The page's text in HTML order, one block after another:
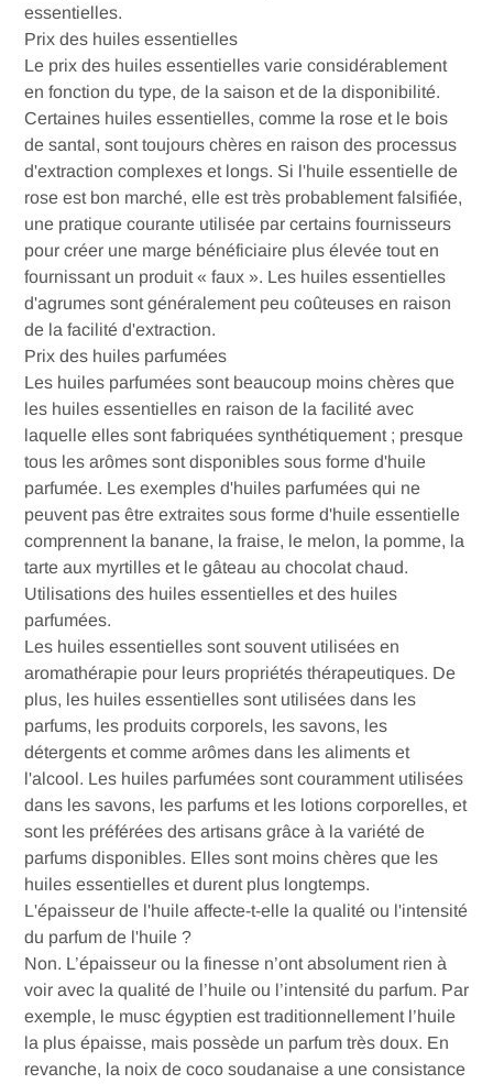
essentielles.
Prix ​​des huiles essentielles
Le prix des huiles essentielles varie considérablement
en fonction du type, de la saison et de la disponibilité.
Certaines huiles essentielles, comme la rose et le bois
de santal, sont toujours chères en raison des processus
d'extraction complexes et longs. Si l'huile essentielle de
rose est bon marché, elle est très probablement falsifiée,
une pratique courante utilisée par certains fournisseurs
pour créer une marge bénéficiaire plus élevée tout en
fournissant un produit « faux ». Les huiles essentielles
d'agrumes sont généralement peu coûteuses en raison
de la facilité d'extraction.
Prix ​​des huiles parfumées
Les huiles parfumées sont beaucoup moins chères que
les huiles essentielles en raison de la facilité avec
laquelle elles sont fabriquées synthétiquement ; presque
tous les arômes sont disponibles sous forme d'huile
parfumée. Les exemples d'huiles parfumées qui ne
peuvent pas être extraites sous forme d'huile essentielle
comprennent la banane, la fraise, le melon, la pomme, la
tarte aux myrtilles et le gâteau au chocolat chaud.
Utilisations des huiles essentielles et des huiles
parfumées.
Les huiles essentielles sont souvent utilisées en
aromathérapie pour leurs propriétés thérapeutiques. De
plus, les huiles essentielles sont utilisées dans les
parfums, les produits corporels, les savons, les
détergents et comme arômes dans les aliments et
l'alcool. Les huiles parfumées sont couramment utilisées
dans les savons, les parfums et les lotions corporelles, et
sont les préférées des artisans grâce à la variété de
parfums disponibles. Elles sont moins chères que les
huiles essentielles et durent plus longtemps.
L'épaisseur de l'huile affecte-t-elle la qualité ou l'intensité
du parfum de l'huile ?
Non. L’épaisseur ou la finesse n’ont absolument rien à
voir avec la qualité de l’huile ou l’intensité du parfum. Par
exemple, le musc égyptien est traditionnellement l’huile
la plus épaisse, mais possède un parfum très doux. En
revanche, la noix de coco soudanaise a une consistance